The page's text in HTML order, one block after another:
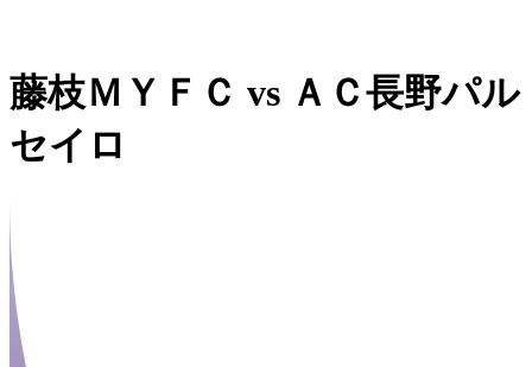
藤枝ＭＹＦＣ vs ＡＣ長野パル
セイロ